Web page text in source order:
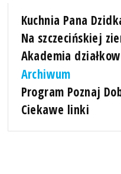
Kuchnia Pana
Na szczecińskiej
Akademia
Archiwum
Program Poznaj
Ciekawe linki